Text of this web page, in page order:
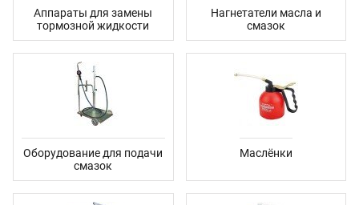
Аппараты для замены
тормозной жидкости
Нагнетатели масла и
смазок
Оборудование для подачи
смазок
Маслёнки